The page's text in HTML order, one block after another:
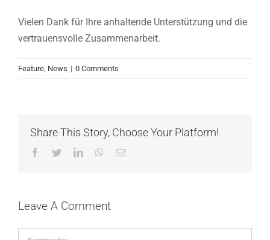
Vielen Dank für Ihre anhaltende Unterstützung und die
vertrauensvolle Zusammenarbeit.
Feature, News | 0 Comments
Share This Story, Choose Your Platform!
Facebook
TwitterLinkedInWhatsApp
Email
Leave A Comment
Comment